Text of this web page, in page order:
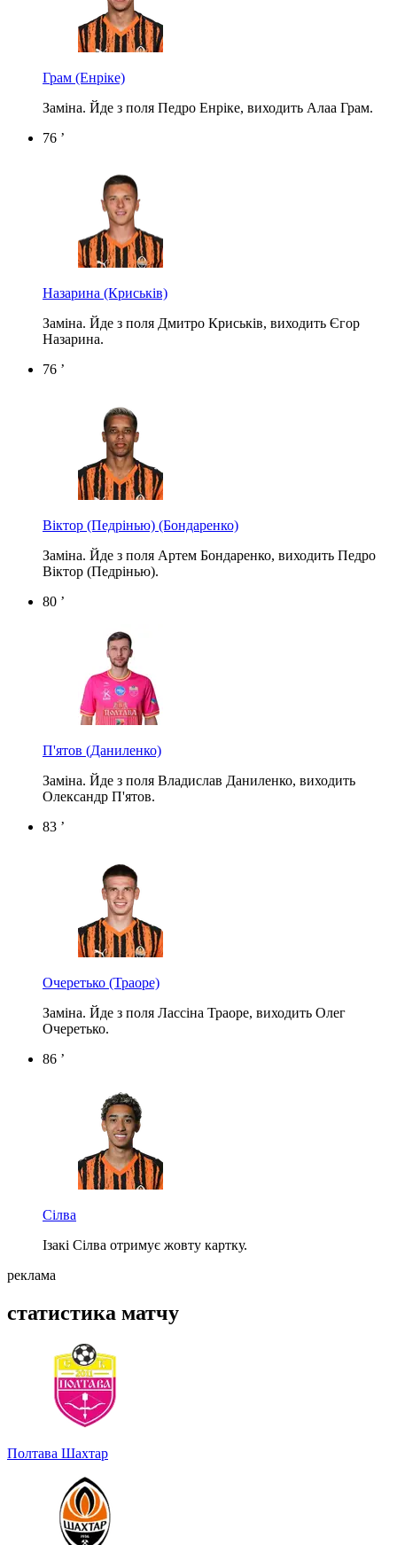
Грам (Енріке)
Заміна. Йде з поля Педро Енріке, виходить Алаа Грам.
76 ’
Назарина (Криськів)
Заміна. Йде з поля Дмитро Криськів, виходить Єгор
Назарина.
76 ’
Віктор (Педрінью) (Бондаренко)
Заміна. Йде з поля Артем Бондаренко, виходить Педро
Віктор (Педрінью).
80 ’
П'ятов (Даниленко)
Заміна. Йде з поля Владислав Даниленко, виходить
Олександр П'ятов.
83 ’
Очеретько (Траоре)
Заміна. Йде з поля Лассіна Траоре, виходить Олег
Очеретько.
86 ’
Сілва
Ізакі Сілва отримує жовту картку.
реклама
статистика матчу
Полтава Шахтар